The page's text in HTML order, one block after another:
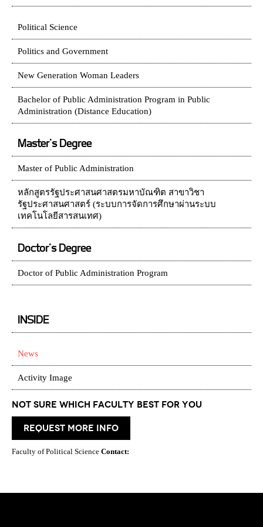
Political Science
Politics and Government
New Generation Woman Leaders
Bachelor of Public Administration Program in Public
Administration (Distance Education)
Master's Degree
Master of Public Administration
หลักสูตรรัฐประศาสนศาสตรมหาบัณฑิต สาขาวิชา
รัฐประศาสนศาสตร์ (ระบบการจัดการศึกษาผ่านระบบ
เทคโนโลยีสารสนเทศ)
Doctor's Degree
Doctor of Public Administration Program
INSIDE
News
Activity Image
Not Sure which Faculty best for you
request more info
Faculty of Political Science Contact: